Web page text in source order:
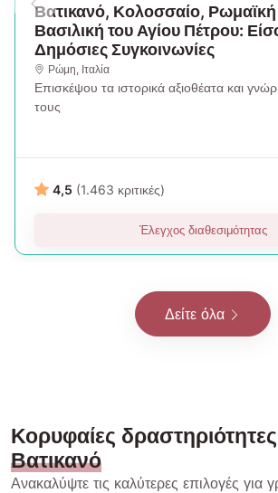
Βατικανό, Κολοσσαίο, Ρωμαϊκή
Βασιλική του Αγίου Πέτρου:
Δημόσιες Συγκοινωνίες
Ρώμη Ιταλία
Επισκέψου τα ιστορικά αξιοθέατα και
τους
4,5 (1.463 κριτικές)
Έλεγχος διαθεσιμότητας
Δείτε όλα
Κορυφαίες
Βατικανό
Ανακαλύψτε τις καλύτερες επιλογές για